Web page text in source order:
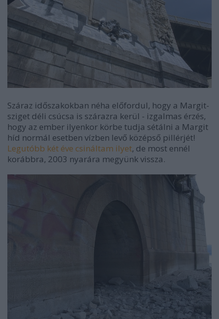
Száraz időszakokban néha előfordul, hogy a Margit-
sziget déli csúcsa is szárazra kerül - izgalmas érzés,
hogy az ember ilyenkor körbe tudja sétálni a Margit
híd normál esetben vízben levő középső pillérjét!
Legutóbb két éve csináltam ilyet, de most ennél
korábbra, 2003 nyarára megyünk vissza.